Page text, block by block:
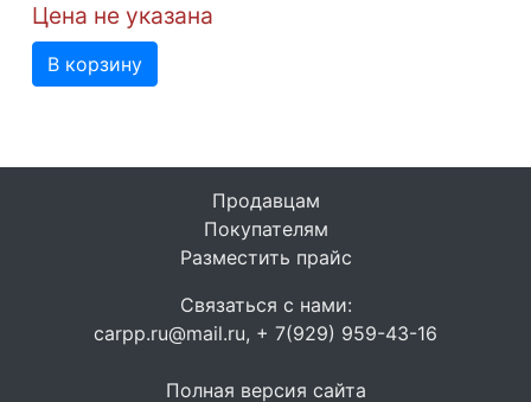
Цена не указана
В корзину
Продавцам
Покупателям
Разместить прайс
Связаться с нами:
carpp.ru@mail.ru, + 7(929) 959-43-16
Полная версия сайта